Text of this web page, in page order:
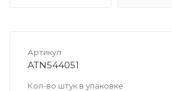
Артикул
ATN544051
Кол-во штук в упаковке